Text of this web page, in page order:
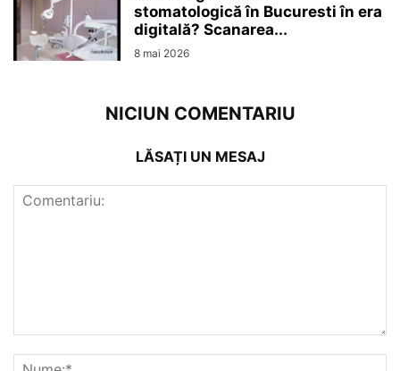
stomatologică în Bucuresti în era
digitală? Scanarea...
8 mai 2026
NICIUN COMENTARIU
LĂSAȚI UN MESAJ